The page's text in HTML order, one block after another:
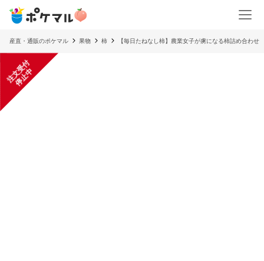
産直・通販のポケマル 果物 柿 【毎日たねなし柿】農業女子が虜になる柿詰め合わせ
注
文
受
付
停
止
中